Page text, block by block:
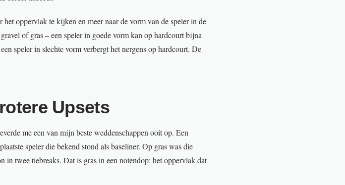
oppervlak te kijken en meer naar de vorm van de speler in de
of gras – een speler in goede vorm kan op hardcourt bijna
speler in slechte vorm verbergt het nergens op hardcourt. De
Upsets
me een van mijn beste weddenschappen ooit op. Een
speler die bekend stond als baseliner. Op gras was die
in twee tiebreaks. Dat is gras in een notendop: het oppervlak dat